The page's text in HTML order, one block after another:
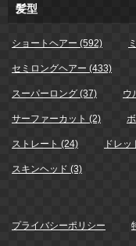
髪型
ショートヘアー (592)
セミロングヘアー (433)
スーパーロング (37) ウ
サーファーカット (2)
ストレート (24) ドレ
スキンヘッド (3)
プライバシーポリシー